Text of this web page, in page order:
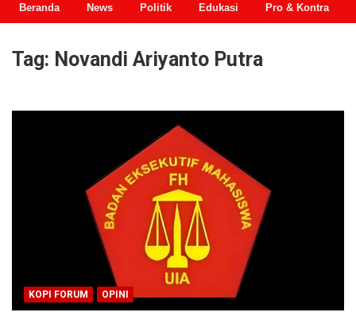
Beranda News Politik Edukasi Pro & Kontra
Tag: Novandi Ariyanto Putra
KOPI FORUM OPINI